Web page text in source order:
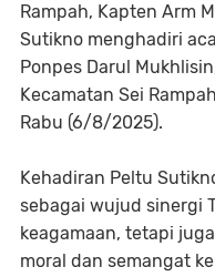
Rampah, Kapten Arm
Sutikno menghadiri
Ponpes Darul
Kecamatan Sei
Rabu (6/8/2025).
Kehadiran Peltu
sebagai wujud sinergi
keagamaan, tetapi
moral dan semangat